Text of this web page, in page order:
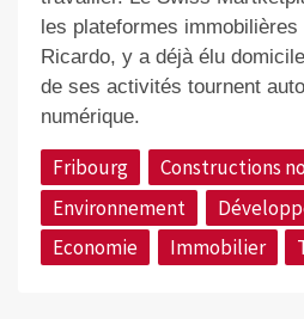
les plateformes
Ricardo, y a déjà élu
de ses activités tournent
numérique.
Fribourg Constructions
Environnement
Economie
Immobilier